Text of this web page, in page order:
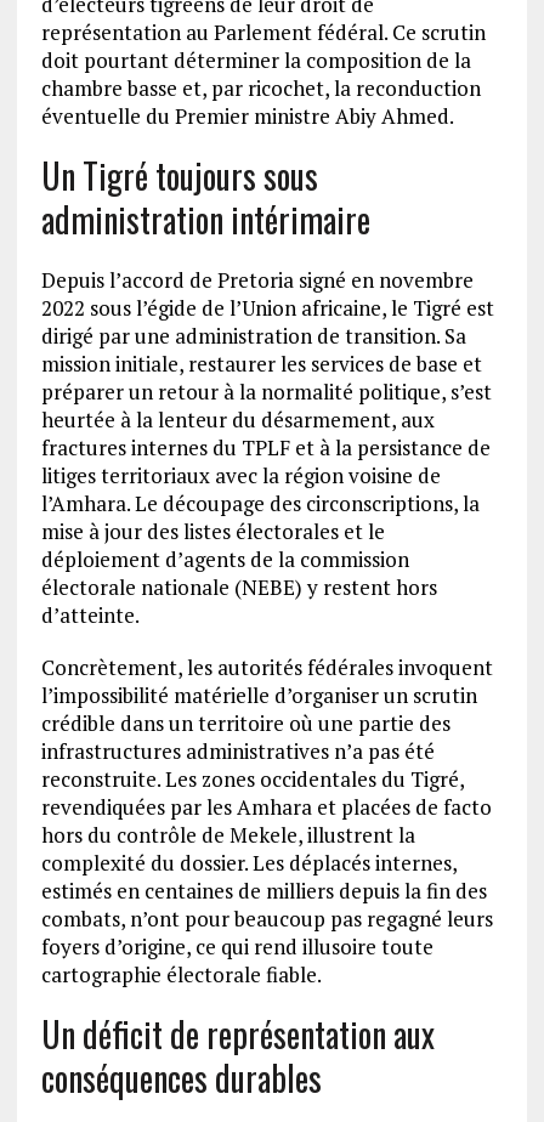
représentation au Parlement fédéral. Ce scrutin
doit pourtant déterminer la composition de la
chambre basse et, par ricochet, la reconduction
éventuelle du Premier ministre Abiy Ahmed.
Un Tigré toujours sous
administration intérimaire
Depuis l’accord de Pretoria signé en novembre
2022 sous l’égide de l’Union africaine, le Tigré est
dirigé par une administration de transition. Sa
mission initiale, restaurer les services de base et
préparer un retour à la normalité politique, s’est
heurtée à la lenteur du désarmement, aux
fractures internes du TPLF et à la persistance de
litiges territoriaux avec la région voisine de
l’Amhara. Le découpage des circonscriptions, la
mise à jour des listes électorales et le
déploiement d’agents de la commission
électorale nationale (NEBE) y restent hors
d’atteinte.
Concrètement, les autorités fédérales invoquent
l’impossibilité matérielle d’organiser un scrutin
crédible dans un territoire où une partie des
infrastructures administratives n’a pas été
reconstruite. Les zones occidentales du Tigré,
revendiquées par les Amhara et placées de facto
hors du contrôle de Mekele, illustrent la
complexité du dossier. Les déplacés internes,
estimés en centaines de milliers depuis la fin des
combats, n’ont pour beaucoup pas regagné leurs
foyers d’origine, ce qui rend illusoire toute
cartographie électorale fiable.
Un déficit de représentation aux
conséquences durables